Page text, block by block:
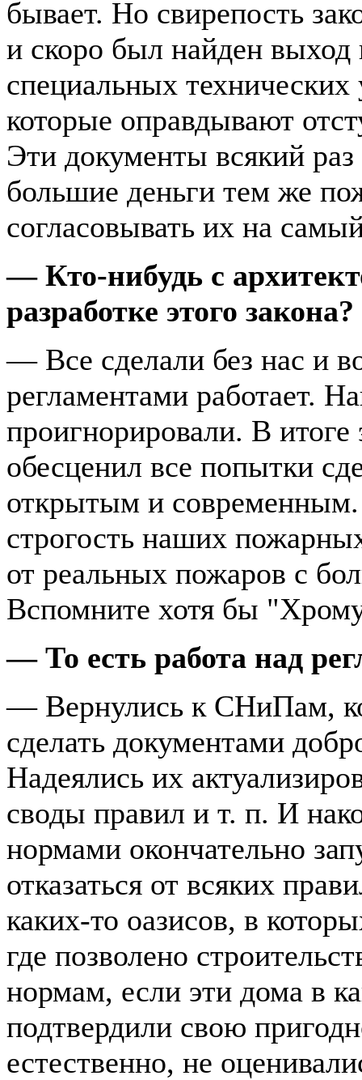
бывает. Но свирепость
и скоро был найден
специальных технических
которые оправдывают
Эти документы всякий раз
большие деньги тем же
согласовывать их на
— Кто-нибудь с
разработке этого закона?
— Все сделали без нас и
регламентами работает.
проигнорировали. В итоге
обесценил все попытки
открытым и
строгость наших
от реальных пожаров с
Вспомните хотя бы
— То есть работа над
— Вернулись к СНиПам,
сделать документами
Надеялись их
своды правил и т. п. И
нормами окончательно
отказаться от всяких
каких-то оазисов, в
где позволено
нормам, если эти дома в
подтвердили свою
естественно, не